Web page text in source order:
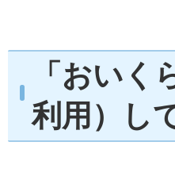
「おい
利用）し